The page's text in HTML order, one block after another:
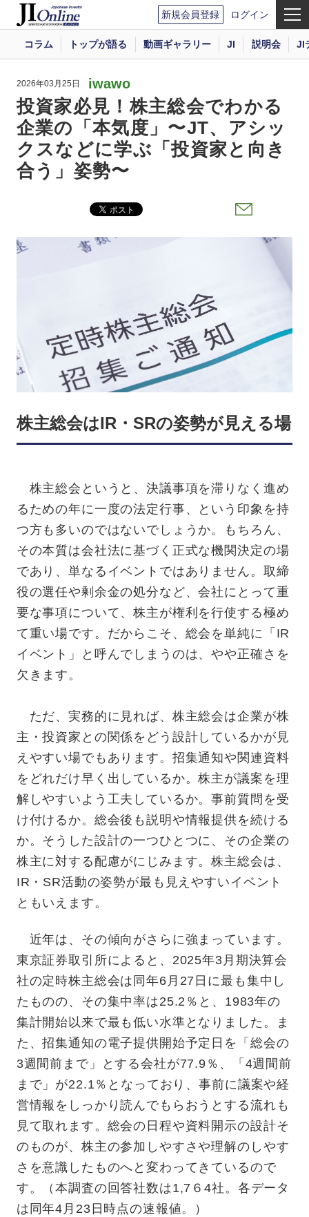
新規会員登録 ログイン
コラム トップが語る 動画ギャラリー JI 説明会 JI
2026年03月25日 iwawo
投資家必見！株主総会でわかる
企業の「本気度」〜JT、アシッ
クスなどに学ぶ「投資家と向き
合う」姿勢〜
株主総会はIR・SRの姿勢が見える場
株主総会というと、決議事項を滞りなく進め
るための年に一度の法定行事、という印象を持
つ方も多いのではないでしょうか。もちろん、
その本質は会社法に基づく正式な機関決定の場
であり、単なるイベントではありません。取締
役の選任や剰余金の処分など、会社にとって重
要な事項について、株主が権利を行使する極め
て重い場です。だからこそ、総会を単純に「IR
イベント」と呼んでしまうのは、やや正確さを
欠きます。
ただ、実務的に見れば、株主総会は企業が株
主・投資家との関係をどう設計しているかが見
えやすい場でもあります。招集通知や関連資料
をどれだけ早く出しているか。株主が議案を理
解しやすいよう工夫しているか。事前質問を受
け付けるか。総会後も説明や情報提供を続ける
か。そうした設計の一つひとつに、その企業の
株主に対する配慮がにじみます。株主総会は、
IR・SR活動の姿勢が最も見えやすいイベント
ともいえます。
近年は、その傾向がさらに強まっています。
東京証券取引所によると、2025年3月期決算会
社の定時株主総会は同年6月27日に最も集中し
たものの、その集中率は25.2％と、1983年の
集計開始以来で最も低い水準となりました。ま
た、招集通知の電子提供開始予定日を「総会の
3週間前まで」とする会社が77.9％、「4週間前
まで」が22.1％となっており、事前に議案や経
営情報をしっかり読んでもらおうとする流れも
見て取れます。総会の日程や資料開示の設計そ
のものが、株主の参加しやすさや理解のしやす
さを意識したものへと変わってきているので
す。（本調査の回答社数は1,7６4社。各データ
は同年4月23日時点の速報値。）